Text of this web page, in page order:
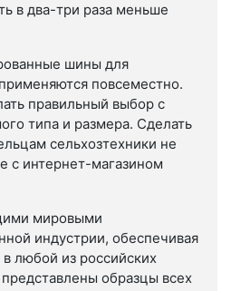
в два-три раза меньше
шины для
повсеместно.
правильный выбор с
типа и размера. Сделать
сельхозтехники не
с интернет-магазином
мировыми
индустрии, обеспечивая
любой из российских
образцы всех